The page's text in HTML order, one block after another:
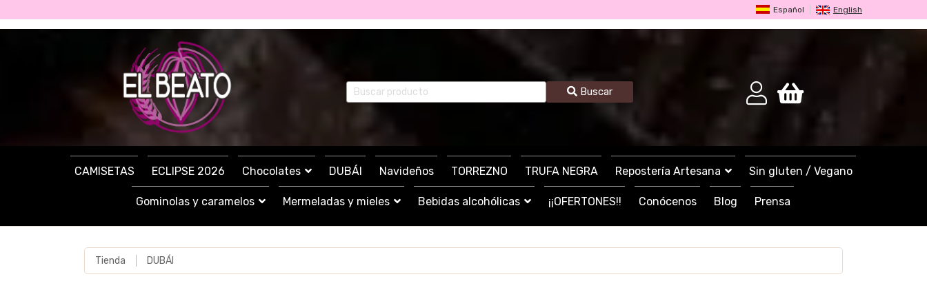
Español English
Buscar
CAMISETAS ECLIPSE 2026 Chocolates DUBÁI Navideños TORREZNO TRUFA NEGRA Repostería Artesana Sin gluten / Vegano
Gominolas y caramelos Mermeladas y mieles Bebidas alcohólicas ¡¡OFERTONES!! Conócenos Blog Prensa
Tienda DUBÁI